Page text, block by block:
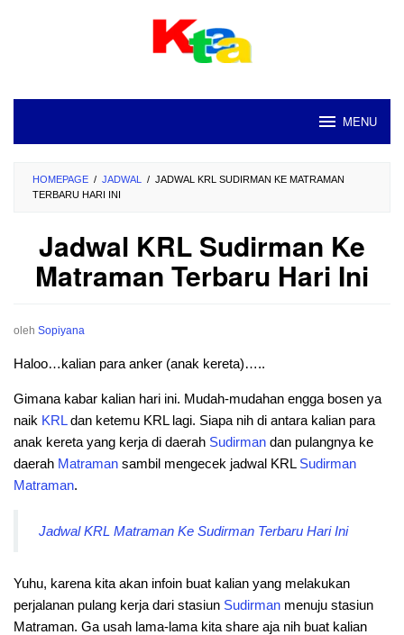
MENU
HOMEPAGE / JADWAL / JADWAL KRL SUDIRMAN KE MATRAMAN
TERBARU HARI INI
Jadwal KRL Sudirman Ke
Matraman Terbaru Hari Ini
oleh Sopiyana
Haloo…kalian para anker (anak kereta)…..
Gimana kabar kalian hari ini. Mudah-mudahan engga bosen ya
naik KRLdan ketemu KRL lagi. Siapa nih di antara kalian para
anak kereta yang kerja di daerah Sudirman dan pulangnya ke
daerah Matraman sambil mengecek jadwal KRL Sudirman
Matraman.
Jadwal KRL Matraman Ke Sudirman Terbaru Hari Ini
Yuhu, karena kita akan infoin buat kalian yang melakukan
perjalanan pulang kerja dari stasiun Sudirman menuju stasiun
Matraman. Ga usah lama-lama kita share aja nih buat kalian